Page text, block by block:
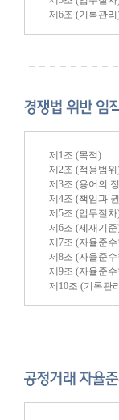
제6조 (기록관리
제1조 (목적)
제2조 (적용범위
제3조 (용어의
제4조 (책임과
제5조 (업무절차
제6조 (제재기준
제7조 (자율준
제8조 (자율준
제9조 (자율준
제10조 (기록관